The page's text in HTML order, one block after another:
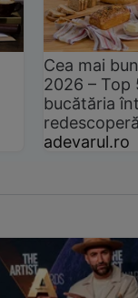
Cea mai
2026 –
bucătăria
adevarul.ro